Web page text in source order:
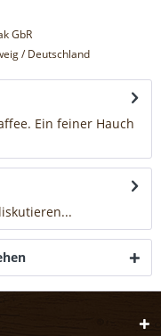
GbR
/ Deutschland
Ein feiner Hauch